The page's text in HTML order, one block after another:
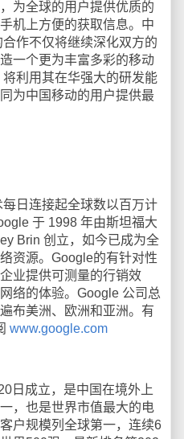
为全球的用户提供优质的
机上方便的获取信息。中
作不仅将继续深化双方的
一个更为丰富多彩的移动
利用其在华强大的研发能
为中国移动的用户提供最
日连接起全球数以百万计
于 1998 年由斯坦福大
Brin 创立，如今已成为全
资源。Google的有针对性
业提供可测量的行销效
络的体验。Google 公司总
布美洲、欧洲和亚洲。有
www.google.com
成立，是中国在境外上
，也是世界市值最大的电
户规模列全球第一，连续6